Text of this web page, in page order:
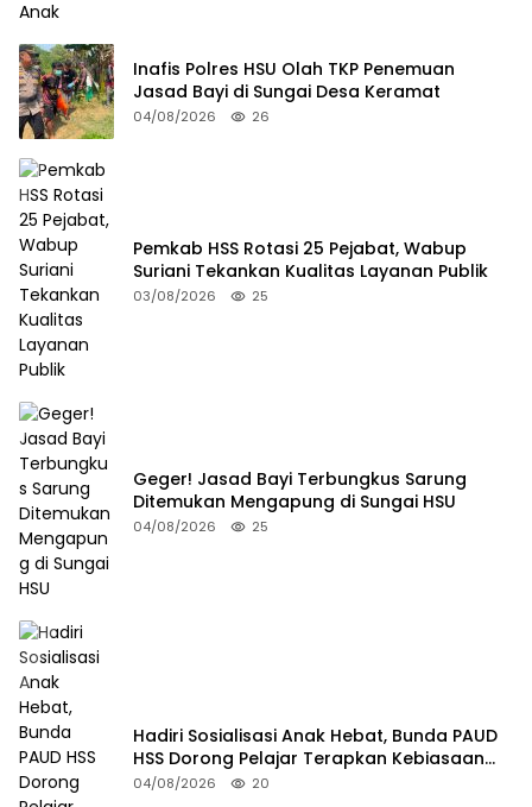
Inafis Polres HSU Olah TKP Penemuan
Jasad Bayi di Sungai Desa Keramat
04/08/2026 26
Pemkab HSS Rotasi 25 Pejabat, Wabup
Suriani Tekankan Kualitas Layanan Publik
03/08/2026 25
Geger! Jasad Bayi Terbungkus Sarung
Ditemukan Mengapung di Sungai HSU
04/08/2026 25
Hadiri Sosialisasi Anak Hebat, Bunda PAUD
HSS Dorong Pelajar Terapkan Kebiasaan
Baik
04/08/2026 20